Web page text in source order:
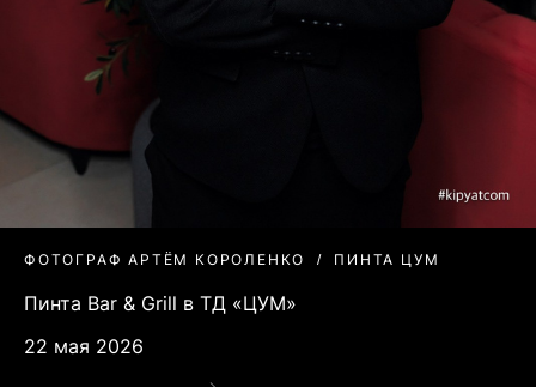
ФОТОГРАФ АРТЁМ КОРОЛЕНКО ПИНТА ЦУМ
Пинта Bar & Grill в ТД «ЦУМ»
22 мая 2026